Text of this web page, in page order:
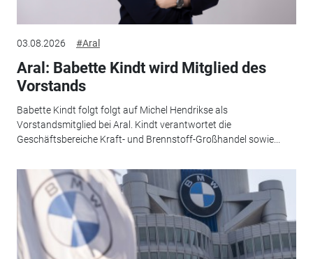
03.08.2026 #Aral
Aral: Babette Kindt wird Mitglied des
Vorstands
Babette Kindt folgt folgt auf Michel Hendrikse als
Vorstandsmitglied bei Aral. Kindt verantwortet die
Geschäftsbereiche Kraft- und Brennstoff-Großhandel sowie...